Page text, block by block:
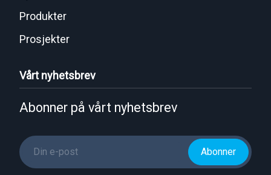
Produkter
Prosjekter
Vårt nyhetsbrev
Abonner på vårt nyhetsbrev
Abonner